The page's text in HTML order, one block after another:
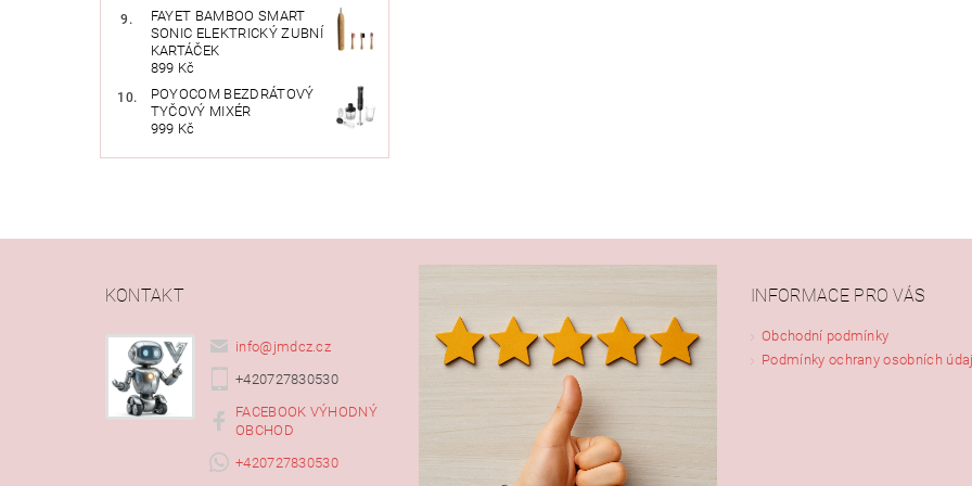
FAYET BAMBOO SMART
SONIC ELEKTRICKÝ ZUBNÍ
KARTÁČEK
899 Kč
POYOCOM BEZDRÁTOVÝ
TYČOVÝ MIXÉR
999 Kč
KONTAKT
info@ jmdcz.cz
+420727830530
FACEBOOK VÝHODNÝ
OBCHOD
+420727830530
INFORMACE PRO VÁS
Obchodní podmínky
Podmínky ochrany osobních